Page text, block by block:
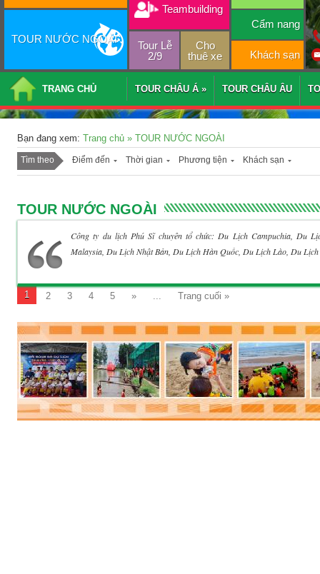
TOUR NƯỚC NGOÀI
Teambuilding
Tour Lễ
2/9
Cho
thuê xe
Cẩm nang
Khách sạn
TRANG CHỦ TOUR CHÂU Á » TOUR CHÂU ÂU
Bạn đang xem: Trang chủ » TOUR NƯỚC NGOÀI
Tìm theo Điểm đến Thời gian Phương tiện Khách sạn
TOUR NƯỚC NGOÀI
Công ty du lịch Phú Sĩ chuyên tổ chức: Du Lịch Campuchia, Du
Malaysia, Du Lịch Nhật Bản, Du Lịch Hàn Quốc, Du Lịch Lào, Du
1 2 3 4 5 » ... Trang cuối »